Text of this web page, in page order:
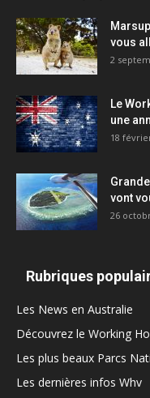
vous
2
Le
une
18
vont
26
Rubriques
Les News en Australie
Découvrez le Working
Les plus beaux Parcs
Les dernières infos Whv